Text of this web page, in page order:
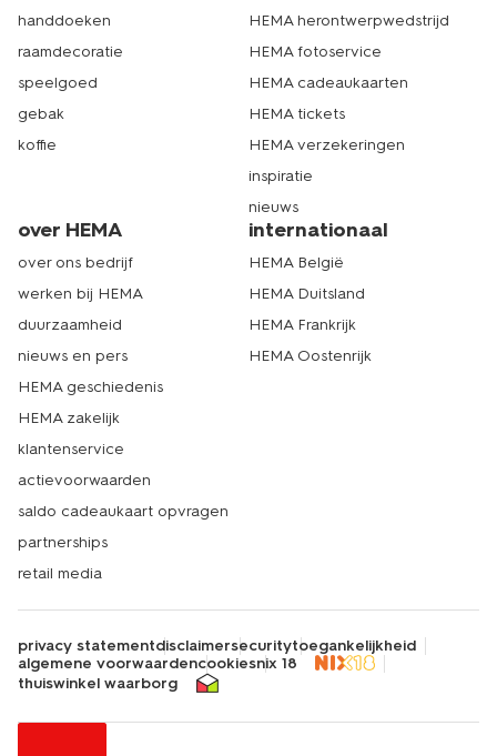
handdoeken
raamdecoratie
speelgoed
gebak
koffie
HEMA herontwerpwedstrijd
HEMA fotoservice
HEMA cadeaukaarten
HEMA tickets
HEMA verzekeringen
inspiratie
nieuws
over HEMA
over ons bedrijf
werken bij HEMA
duurzaamheid
nieuws en pers
HEMA geschiedenis
HEMA zakelijk
klantenservice
actievoorwaarden
saldo cadeaukaart opvragen
partnerships
retail media
internationaal
HEMA België
HEMA Duitsland
HEMA Frankrijk
HEMA Oostenrijk
privacy statementdisclaimersecuritytoegankelijkheid
algemene voorwaardencookiesnix 18
thuiswinkel waarborg